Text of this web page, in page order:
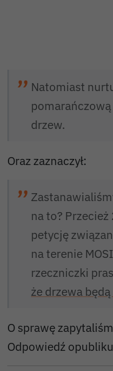
Natomiast
drzew.
Oraz zaznaczył:
na to?
petycję
na terenie
rzeczniczki
że drzewa
O sprawę
Odpowiedź